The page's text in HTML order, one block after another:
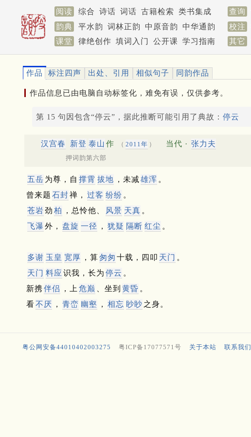
阅读 综合 诗话 词话 古籍检索 类书集成 查询
韵典
平水韵 词林正韵 中原音韵 中华通韵 校注
课堂
律绝创作 填词入门 公开课 学习指南 其它
作品 标注四声 出处、引用 相似句子 同韵作品
作品信息已由电脑自动标签化，难免有误，仅供参考。
第 15 句因包含“停云”，据此推断可能引用了典故： 停云
汉宫春 新登 泰山 作 （ 2011年 ） 当代 · 张力夫
押词韵第六部
五岳 为尊，自 撑霄 拔地 ，未减雄浑 。
曾来题 石封禅， 过客 纷纷 。
苍岩劲 柏 ，总怜他、 风景 天真 。
飞瀑 外， 盘旋 一径 ， 犹疑 隔断 红尘 。
多谢 玉皇 宽厚 ，算匆匆 十载，四叩 天门 。
天门 料应 识我，长为 停云 。
新携伴侣 ，上 危巅 、坐到 黄昏 。
看不厌 ， 青峦 幽壑 ， 相忘 眇眇 之身。
粤公网安备44010402003275 粤ICP备17077571号 关于本站 联系我们